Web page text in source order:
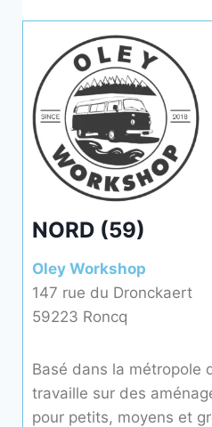
NORD (59)
Oley Workshop
147 rue du Dronckaert
59223 Roncq
Basé dans la métropole
travaille sur des
pour petits, moyens et